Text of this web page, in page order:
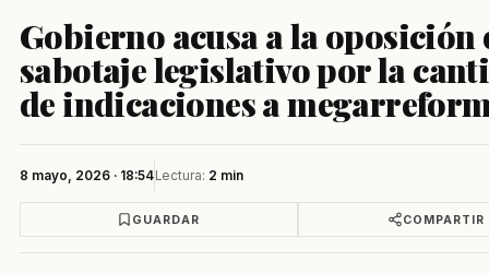
Gobierno acusa a la oposición
sabotaje legislativo por la
de indicaciones a
8 mayo, 2026 · 18:54Lectura: 2 min
GUARDAR COMPARTIR